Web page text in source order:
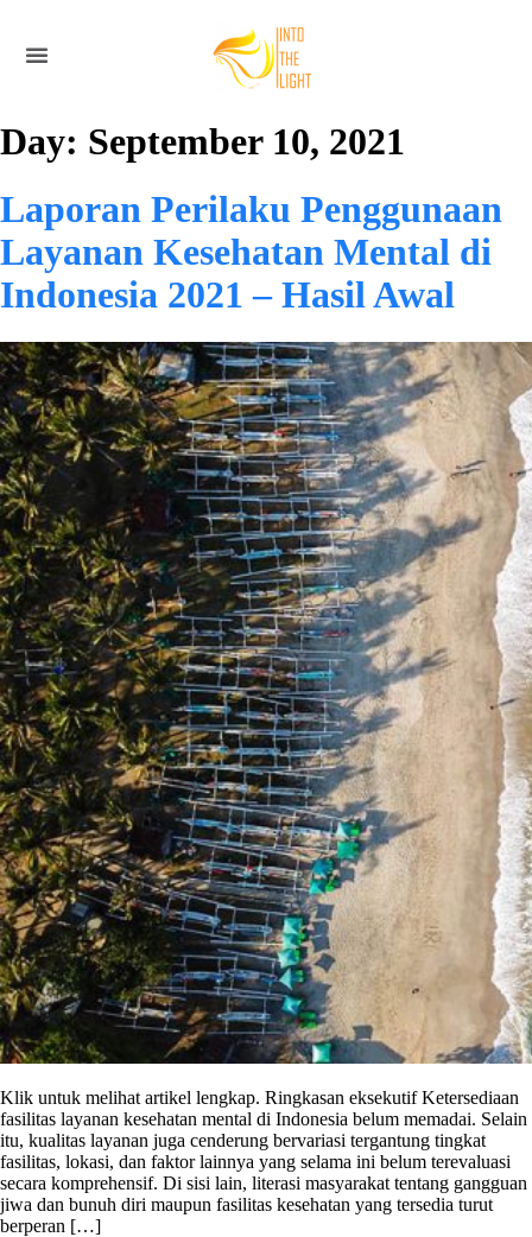
Day: September 10, 2021
Laporan Perilaku Penggunaan
Layanan Kesehatan Mental di
Indonesia 2021 – Hasil Awal
Klik untuk melihat artikel lengkap. Ringkasan eksekutif Ketersediaan
fasilitas layanan kesehatan mental di Indonesia belum memadai. Selain
itu, kualitas layanan juga cenderung bervariasi tergantung tingkat
fasilitas, lokasi, dan faktor lainnya yang selama ini belum terevaluasi
secara komprehensif. Di sisi lain, literasi masyarakat tentang gangguan
jiwa dan bunuh diri maupun fasilitas kesehatan yang tersedia turut
berperan […]